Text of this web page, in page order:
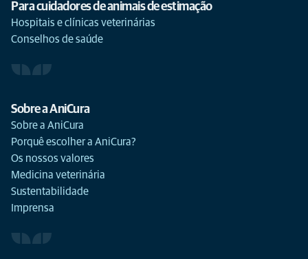
Para cuidadores de animais de estimação
Hospitais e clínicas veterinárias
Conselhos de saúde
Sobre a AniCura
Sobre a AniCura
Porquê escolher a AniCura?
Os nossos valores
Medicina veterinária
Sustentabilidade
Imprensa